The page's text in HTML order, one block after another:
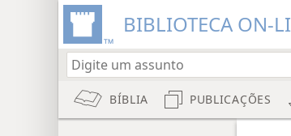
BIBLIOTECA ON-
BÍBLIA PUBLICAÇÕES